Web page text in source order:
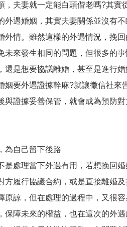
，夫妻就一定能白頭偕老嗎?其實
外遇婚姻，其實夫妻關係並沒有
外情。雖然這樣的外遇情況，挽
未來發生相同的問題，但很多的
還是想要協議離婚，甚至是進行
姻要外遇證據幹麻?就讓徵信社
與證據妥善保管，就會成為預防
為自己留下後路
是處理當下外遇有用，若想挽回
方履行協議合約，或是直接離婚
原諒，但在處理的過程中，又很
保障未來的權益，也在這次的外